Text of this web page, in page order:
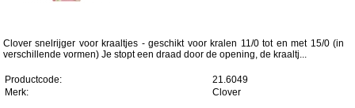
Clover snelrijger voor kraaltjes - geschikt voor kralen 11/0 tot en met 15/0 (in
verschillende vormen) Je stopt een draad door de opening, de kraaltj...
Productcode:
21.6049
Merk:
Clover